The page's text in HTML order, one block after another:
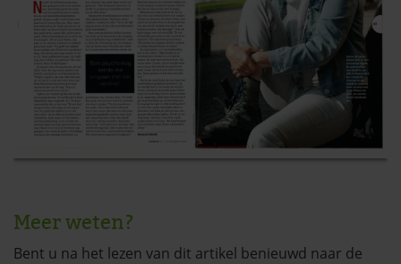
Meer weten?
Bent u na het lezen van dit artikel benieuwd naar de